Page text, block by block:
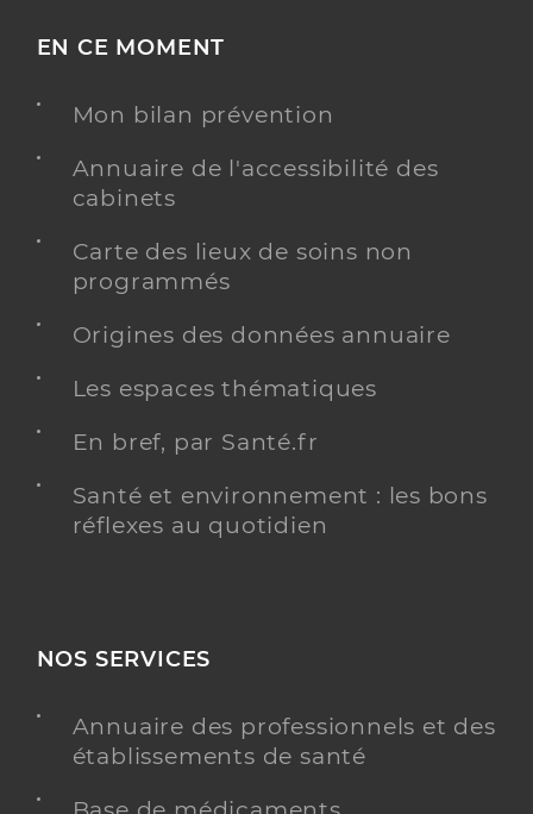
EN CE MOMENT
Mon bilan prévention
Annuaire de l'accessibilité des
cabinets
Carte des lieux de soins non
programmés
Origines des données annuaire
Les espaces thématiques
En bref, par Santé.fr
Santé et environnement : les bons
réflexes au quotidien
NOS SERVICES
Annuaire des professionnels et des
établissements de santé